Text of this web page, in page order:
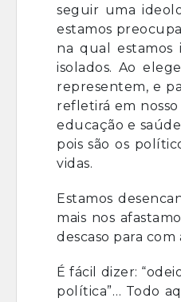
seguir uma
estamos
na qual estamos
isolados. Ao
representem, e
refletirá em nosso
educação e
pois são os
vidas.
Estamos
mais nos
descaso para
É fácil dizer:
política”… Todo